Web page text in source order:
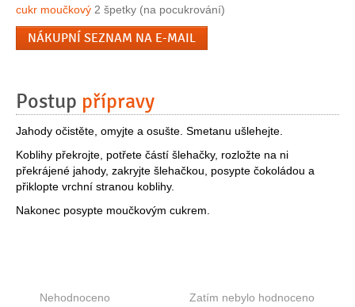
cukr moučkový 2 špetky (na pocukrování)
NÁKUPNÍ SEZNAM NA E-MAIL
Postup přípravy
Jahody očistěte, omyjte a osušte. Smetanu ušlehejte.
Koblihy překrojte, potřete částí šlehačky, rozložte na ni
překrájené jahody, zakryjte šlehačkou, posypte čokoládou a
přiklopte vrchní stranou koblihy.
Nakonec posypte moučkovým cukrem.
Nehodnoceno Zatím nebylo hodnoceno